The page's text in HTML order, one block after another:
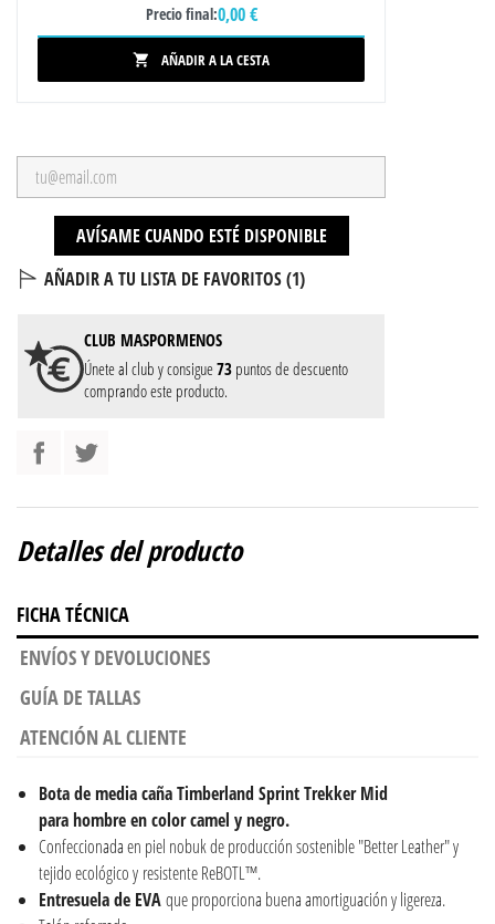
Precio final:0,00 €
 AÑADIR A LA CESTA
AVÍSAME CUANDO ESTÉ DISPONIBLE
AÑADIR A TU LISTA DE FAVORITOS (1)
CLUB MASPORMENOS
Únete al club y consigue73 puntos de descuento
comprando este producto.
Detalles del producto
FICHA TÉCNICA
ENVÍOS Y DEVOLUCIONES
GUÍA DE TALLAS
ATENCIÓN AL CLIENTE
Bota de media caña Timberland Sprint Trekker Mid
para hombre en color camel y negro.
Confeccionada en piel nobuk de producción sostenible "Better Leather" y
tejido ecológico y resistente ReBOTL™.
Entresuela de EVAque proporciona buena amortiguación y ligereza.